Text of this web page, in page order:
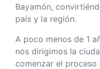
Bayamón,
país y la región.
A poco menos de 1
nos dirigimos la
comenzar el